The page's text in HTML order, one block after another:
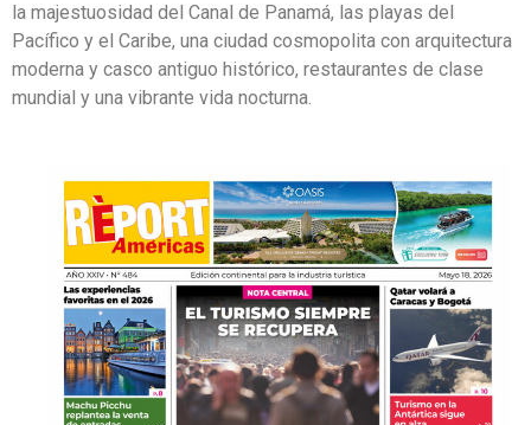
la majestuosidad del Canal de Panamá, las playas del
Pacífico y el Caribe, una ciudad cosmopolita con arquitectura
moderna y casco antiguo histórico, restaurantes de clase
mundial y una vibrante vida nocturna.